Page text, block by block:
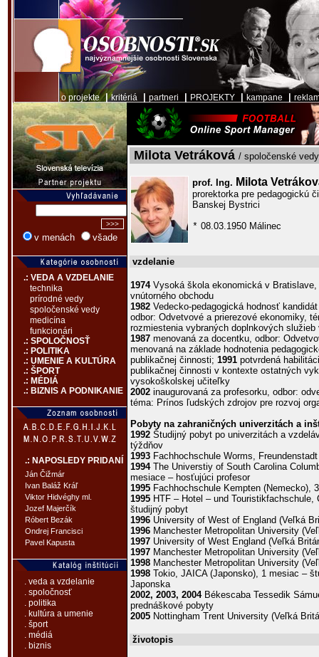
o projekte|kritériá partneri PROJEKTY kampane
v menách všade
.: VEDA A VZDELANIE
technika
prírodné vedy
spoločenské vedy
medicína
funkcionári
.: SPOLOČNOSŤ
.: POLITIKA
.: UMENIE A KULTÚRA
.: ŠPORT
.: MÉDIÁ
.: BIZNIS A PODNIKANIE
.: NAPOSLEDY PRIDANÍ
Ján Čižmár
Ivan Baláž Kráľ
Viktor Hidvéghy ml.
Jozef Majerčík
Róbert Bezák
Ondrej Francisci
Pavel Kapusta
. veda a vzdelanie
. spoločnosť
. politika
. kultúra a umenie
. šport
. médiá
. biznis
Milota Vetráková / spoločenské
prof. Ing. Milota
prorektorka pre pedagogickú
Banskej Bystrici
* 08.03.1950 Málinec
vzdelanie
1974Vysoká škola ekonomická v Bratislave,
vnútorného obchodu
1982 Vedecko-pedagogická hodnosť
odbor: Odvetvové a prierezové ekonomiky,
rozmiestenia vybraných doplnkových
1987 menovaná za docentku, odbor:
menovaná na základe hodnotenia
publikačnej činnosti; 1991 potvrdená
publikačnej činnosti v kontexte ostatných
vysokoškolskej učiteľky
2002 inaugurovaná za profesorku, odbor:
téma: Prínos ľudských zdrojov pre rozvoj
Pobyty na zahraničných univerzitách a
1992 Študijný pobyt po univerzitách a
týždňov
1993 Fachhochschule Worms,
1994The Universtiy of South Carolina
mesiace – hosťujúci profesor
1995 Fachhochschule Kempten (Nemecko),
1995 HTF – Hotel – und
študijný pobyt
1996 University of West of England (Veľká
1996 Manchester Metropolitan University
1997 University of West England (Veľká
1997 Manchester Metropolitan University
1998 Manchester Metropolitan University
1998 Tokio, JAICA (Japonsko), 1 mesiac –
Japonska
2002, 2003, 2004Békescaba Tessedik
prednáškové pobyty
2005 Nottingham Trent University (Veľká
životopis